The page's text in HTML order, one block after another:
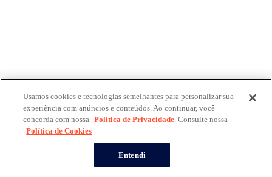
Usamos cookies e tecnologias semelhantes para personalizar sua
experiência com anúncios e conteúdos. Ao continuar, você
concorda com nossa Política de Privacidade. Consulte nossa
Política de Cookies
Entendi